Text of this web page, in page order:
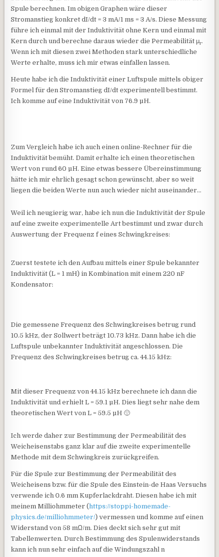
Spule berechnen. Im obigen Graphen wäre dieser
Stromanstieg konkret dI/dt = 3 mA/1 ms = 3 A/s. Diese Messung
führe ich einmal mit der Induktivität ohne Kern und einmal mit
Kern durch und berechne daraus wieder die Permeabilität μr.
Wenn ich mit diesen zwei Methoden stark unterschiedliche
Werte erhalte, muss ich mir etwas einfallen lassen.
Heute habe ich die Induktivität einer Luftspule mittels obiger
Formel für den Stromanstieg dI/dt experimentell bestimmt.
Ich komme auf eine Induktivität von 76.9 µH.
Zum Vergleich habe ich auch einen online-Rechner für die
Induktivität bemüht. Damit erhalte ich einen theoretischen
Wert von rund 60 µH. Eine etwas bessere Übereinstimmung
hätte ich mir ehrlich gesagt schon gewünscht, aber so weit
liegen die beiden Werte nun auch wieder nicht auseinander…
Weil ich neugierig war, habe ich nun die Induktivität der Spule
auf eine zweite experimentelle Art bestimmt und zwar durch
Auswertung der Frequenz f eines Schwingkreises:
Zuerst testete ich den Aufbau mittels einer Spule bekannter
Induktivität (L = 1 mH) in Kombination mit einem 220 nF
Kondensator:
Die gemessene Frequenz des Schwingkreises betrug rund
10.5 kHz, der Sollwert beträgt 10.73 kHz. Dann habe ich die
Luftspule unbekannter Induktivität angeschlossen. Die
Frequenz des Schwingkreises betrug ca. 44.15 kHz:
Mit dieser Frequenz von 44.15 kHz berechnete ich dann die
Induktivität und erhielt L = 59.1 µH. Dies liegt sehr nahe dem
theoretischen Wert von L = 59.5 µH 🙂
Ich werde daher zur Bestimmung der Permeabilität des
Weicheisenstabs ganz klar auf die zweite experimentelle
Methode mit dem Schwingkreis zurückgreifen.
Für die Spule zur Bestimmung der Permeabilität des
Weicheisens bzw. für die Spule des Einstein-de Haas Versuchs
verwende ich 0.6 mm Kupferlackdraht. Diesen habe ich mit
meinem Milliohmmeter (https://stoppi-homemade-
physics.de/milliohmmeter/) vermessen und komme auf einen
Widerstand von 58 mΩ/m. Dies deckt sich sehr gut mit
Tabellenwerten. Durch Bestimmung des Spulenwiderstands
kann ich nun sehr einfach auf die Windungszahl n